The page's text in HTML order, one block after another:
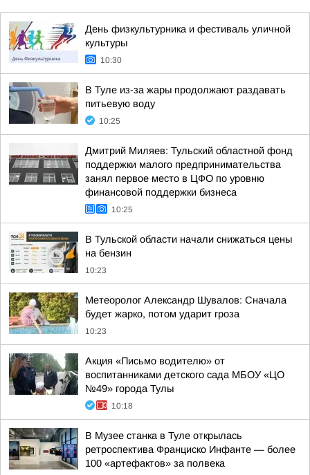
День физкультурника и фестиваль уличной
культуры
10:30
В Туле из-за жары продолжают раздавать
питьевую воду
10:25
Дмитрий Миляев: Тульский областной фонд
поддержки малого предпринимательства
занял первое место в ЦФО по уровню
финансовой поддержки бизнеса
10:25
В Тульской области начали снижаться цены
на бензин
10:23
Метеоролог Александр Шувалов: Сначала
будет жарко, потом ударит гроза
10:23
Акция «Письмо водителю» от
воспитанниками детского сада МБОУ «ЦО
№49» города Тулы
10:18
В Музее станка в Туле открылась
ретроспектива Франциско Инфанте — более
100 «артефактов» за полвека